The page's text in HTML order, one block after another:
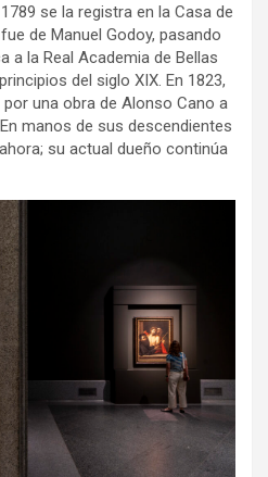
se la registra en la Casa de
de Manuel Godoy, pasando
a la Real Academia de Bellas
del siglo XIX. En 1823,
una obra de Alonso Cano a
manos de sus descendientes
su actual dueño continúa